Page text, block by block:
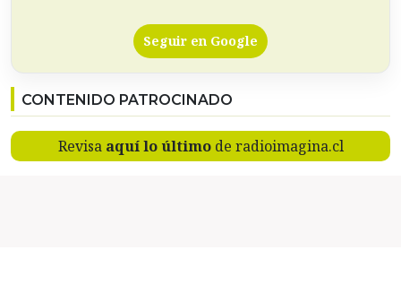
Seguir en Google
CONTENIDO PATROCINADO
Revisa aquí lo últimode radioimagina.cl